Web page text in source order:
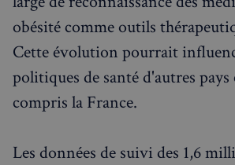
obésité comme outils
Cette évolution pourrait
politiques de santé d'autres pays
compris la France.
Les données de suivi des 1,6